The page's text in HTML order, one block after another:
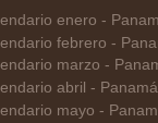
enero -
febrero -
marzo -
abril -
mayo -